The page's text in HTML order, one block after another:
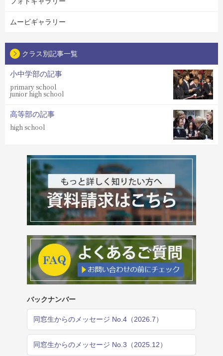
ムービギャラリー
クラス別記事一覧
小中学部の記事
primary school
junior high school
高等部の記事
high school
バックナンバー
同窓生からのメッセージ No.4（2026.7）
同窓生からのメッセージ No.3（2025.12）